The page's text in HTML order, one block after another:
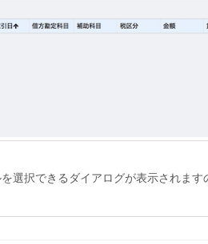
選択できるダイアログが表示されま